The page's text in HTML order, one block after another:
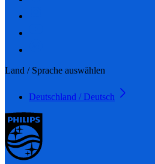
Land / Sprache auswählen
Deutschland / Deutsch